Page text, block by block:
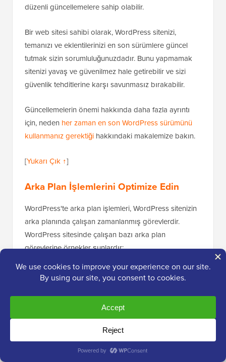
düzenli güncellemelere sahip olabilir.
Bir web sitesi sahibi olarak, WordPress sitenizi,
temanızı ve eklentilerinizi en son sürümlere güncel
tutmak sizin sorumluluğunuzdadır. Bunu yapmamak
sitenizi yavaş ve güvenilmez hale getirebilir ve sizi
güvenlik tehditlerine karşı savunmasız bırakabilir.
Güncellemelerin önemi hakkında daha fazla ayrıntı
için, neden her zaman en son WordPress sürümünü
kullanmanız gerektiği hakkındaki makalemize bakın.
[Yukarı Çık ↑]
Arka Plan İşlemlerini Optimize Edin
WordPress'te arka plan işlemleri, WordPress sitenizin
arka planında çalışan zamanlanmış görevlerdir.
WordPress sitesinde çalışan bazı arka plan
görevlerine örnekler şunlardır:
WordPress yedekleme eklentisi görevleri
gönderileri yayınlama
Güncellemeleri kontrol etmek için WordPress
İçerik çekmeye çalışan arama motorları ve